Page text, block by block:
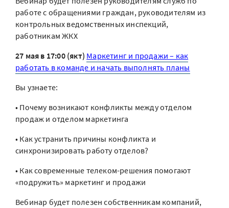
работе с обращениями граждан, руководителям из
контрольных ведомственных инспекций,
работникам ЖКХ
27 мая в 17:00 (якт) Маркетинг и продажи – как
работать в команде и начать выполнять планы
Вы узнаете:
• Почему возникают конфликты между отделом
продаж и отделом маркетинга
• Как устранить причины конфликта и
синхронизировать работу отделов?
• Как современные телеком-решения помогают
«подружить» маркетинг и продажи
Вебинар будет полезен собственникам компаний,